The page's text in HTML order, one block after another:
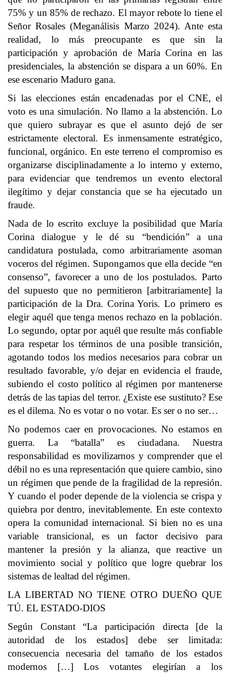
75% y un 85% de rechazo. El mayor rebote lo tiene el
Señor Rosales (Meganálisis Marzo 2024). Ante esta
realidad, lo más preocupante es que sin la
participación y aprobación de María Corina en las
presidenciales, la abstención se dispara a un 60%. En
ese escenario Maduro gana.
Si las elecciones están encadenadas por el CNE, el
voto es una simulación. No llamo a la abstención. Lo
que quiero subrayar es que el asunto dejó de ser
estrictamente electoral. Es inmensamente estratégico,
funcional, orgánico. En este terreno el compromiso es
organizarse disciplinadamente a lo interno y externo,
para evidenciar que tendremos un evento electoral
ilegítimo y dejar constancia que se ha ejecutado un
fraude.
Nada de lo escrito excluye la posibilidad que María
Corina dialogue y le dé su “bendición” a una
candidatura postulada, como arbitrariamente asoman
voceros del régimen. Supongamos que ella decide “en
consenso”, favorecer a uno de los postulados. Parto
del supuesto que no permitieron [arbitrariamente] la
participación de la Dra. Corina Yoris. Lo primero es
elegir aquél que tenga menos rechazo en la población.
Lo segundo, optar por aquél que resulte más confiable
para respetar los términos de una posible transición,
agotando todos los medios necesarios para cobrar un
resultado favorable, y/o dejar en evidencia el fraude,
subiendo el costo político al régimen por mantenerse
detrás de las tapias del terror. ¿Existe ese sustituto? Ese
es el dilema. No es votar o no votar. Es ser o no ser…
No podemos caer en provocaciones. No estamos en
guerra. La “batalla” es ciudadana. Nuestra
responsabilidad es movilizarnos y comprender que el
débil no es una representación que quiere cambio, sino
un régimen que pende de la fragilidad de la represión.
Y cuando el poder depende de la violencia se crispa y
quiebra por dentro, inevitablemente. En este contexto
opera la comunidad internacional. Si bien no es una
variable transicional, es un factor decisivo para
mantener la presión y la alianza, que reactive un
movimiento social y político que logre quebrar los
sistemas de lealtad del régimen.
LA LIBERTAD NO TIENE OTRO DUEÑO QUE
TÚ. EL ESTADO-DIOS
Según Constant “La participación directa [de la
autoridad de los estados] debe ser limitada:
consecuencia necesaria del tamaño de los estados
modernos […] Los votantes elegirían a los